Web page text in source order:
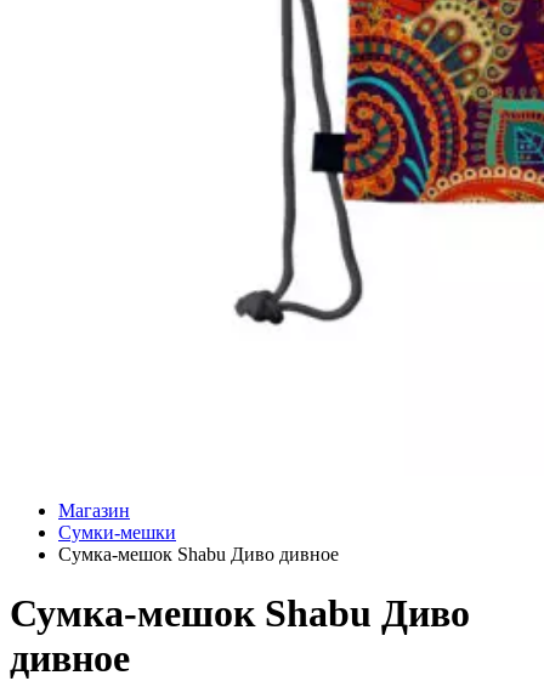
Магазин
Сумки-мешки
Сумка-мешок Shabu Диво дивное
Сумка-мешок Shabu Диво
дивное